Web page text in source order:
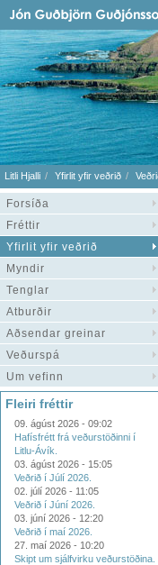
Litli Hjalli Yfirlit yfir veðrið
Forsíða
Fréttir
Yfirlit yfir veðrið
Myndir
Tenglar
Atburðir
Aðsendar greinar
Veðurspá
Um vefinn
Fleiri fréttir
09. ágúst 2026 - 09:02
Hafísfrétt frá veðurstöðinni í
Litlu-Ávík.
03. ágúst 2026 - 15:05
Veðrið í Júlí 2026.
02. júlí 2026 - 11:05
Veðrið í Júní 2026.
03. júní 2026 - 12:20
Veðrið í maí 2026.
27. maí 2026 - 10:20
Skipt um sjálfvirku veðurstöðina.